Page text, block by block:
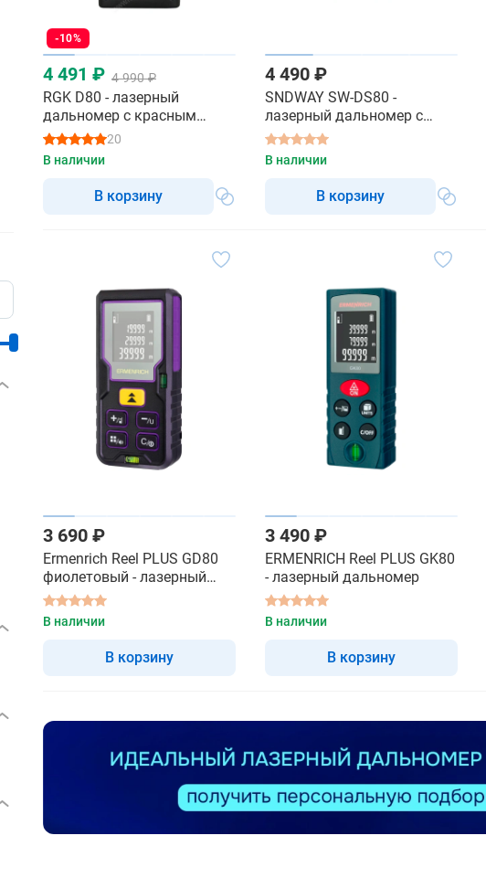
-10%
4 491 ₽ 4 990 ₽
RGK D80 - лазерный
дальномер с красным
лучом
20
В наличии
В корзину
4 490 ₽
SNDWAY SW-DS80 -
лазерный дальномер с
красным лучом
В наличии
В корзину
3 690 ₽
Ermenrich Reel PLUS GD80
фиолетовый - лазерный
дальномер
В наличии
В корзину
3 490 ₽
ERMENRICH Reel PLUS GK80
- лазерный дальномер
В наличии
В корзину